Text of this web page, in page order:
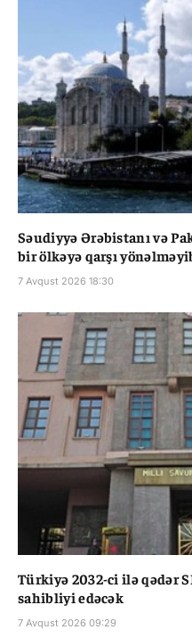
Səudiyyə Ərəbistanı və
bir ölkəyə qarşı
7 Avqust 2026 18:30
Türkiyə 2032-ci ilə qədər
sahibliyi edəcək
7 Avqust 2026 09:29